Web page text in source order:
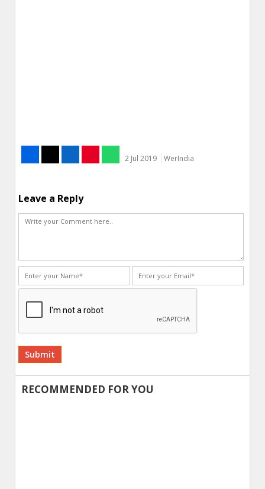
2 Jul 2019 WerIndia
Leave a Reply
Alternative:
RECOMMENDED FOR YOU